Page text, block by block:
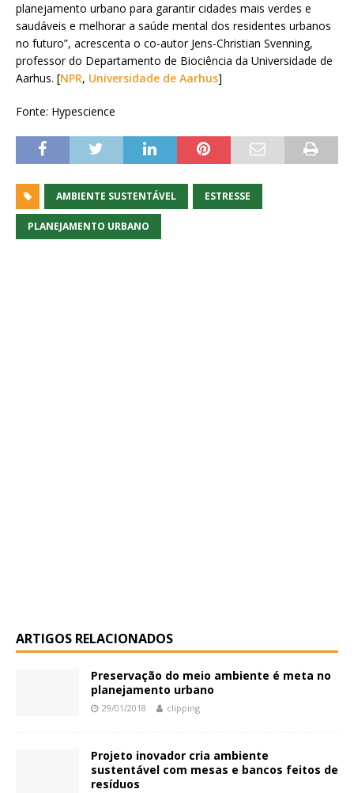
planejamento urbano para garantir cidades mais verdes e
saudáveis ​​e melhorar a saúde mental dos residentes urbanos
no futuro”, acrescenta o co-autor Jens-Christian Svenning,
professor do Departamento de Biociência da Universidade de
Aarhus. [NPR, Universidade de Aarhus]
Fonte: Hypescience
AMBIENTE SUSTENTÁVEL ESTRESSE
PLANEJAMENTO URBANO
ARTIGOS RELACIONADOS
Preservação do meio ambiente é meta no
planejamento urbano
29/01/2018 clipping
Projeto inovador cria ambiente
sustentável com mesas e bancos feitos de
resíduos